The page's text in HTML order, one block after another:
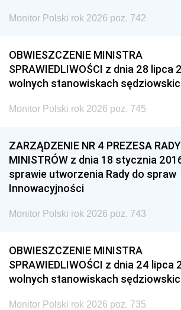
Monitor Polski rok 2026 poz. 742
OBWIESZCZENIE MINISTRA
SPRAWIEDLIWOŚCI z dnia 28 lipca
wolnych stanowiskach
Monitor Polski rok 2026 poz. 745
ZARZĄDZENIE NR 4 PREZESA RADY
MINISTRÓW z dnia 18 stycznia
sprawie utworzenia Rady do spraw
Innowacyjności
Monitor Polski rok 2026 poz. 743
OBWIESZCZENIE MINISTRA
SPRAWIEDLIWOŚCI z dnia 24 lipca
wolnych stanowiskach
Monitor Polski rok 2026 poz. 735